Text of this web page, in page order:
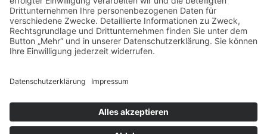
Cookie-Einstellungen
Kontakt
Login
Impressum